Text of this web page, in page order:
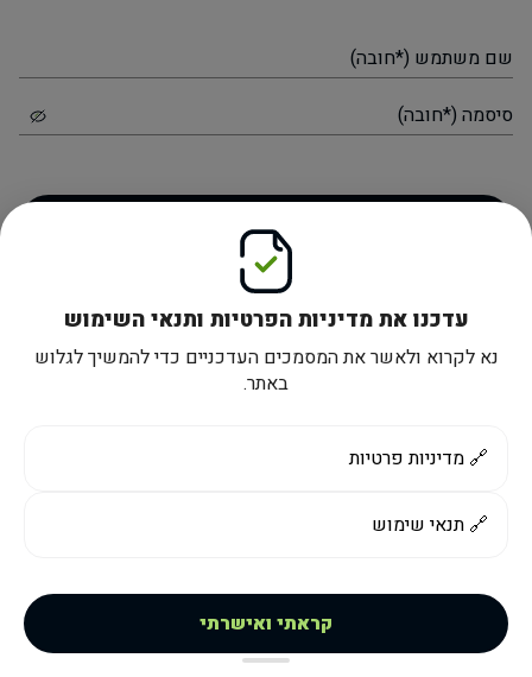
שם משתמש (*חובה)
סיסמה (*חובה)
כניסה
שכחתם את הסיסמה?
עדכנו את מדיניות הפרטיות ותנאי השימוש
נא לקרוא ולאשר את המסמכים העדכניים כדי להמשיך לגלוש
באתר.
🔗 מדיניות פרטיות
🔗 תנאי שימוש
קראתי ואישרתי